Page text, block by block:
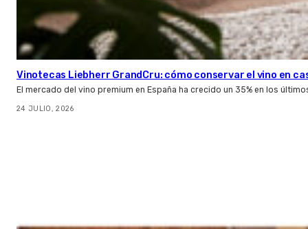
Vinotecas Liebherr GrandCru: cómo conservar el vino en
El mercado del vino premium en España ha crecido un 35% en los
24 JULIO, 2026